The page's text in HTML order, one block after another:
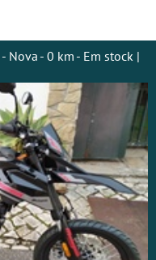
Nova - 0 km - Em stock |